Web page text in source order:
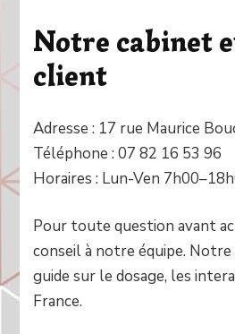
Notre cabinet
client
Adresse : 17 rue Maurice
Téléphone : 07 82 16 53 96
Horaires : Lun-Ven
Pour toute question avant
conseil à notre équipe. Notre
guide sur le dosage, les
France.